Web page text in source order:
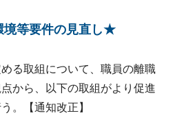
境等要件の見直し★
る取組について、職員の離職
から、以下の取組がより促進
。【通知改正】